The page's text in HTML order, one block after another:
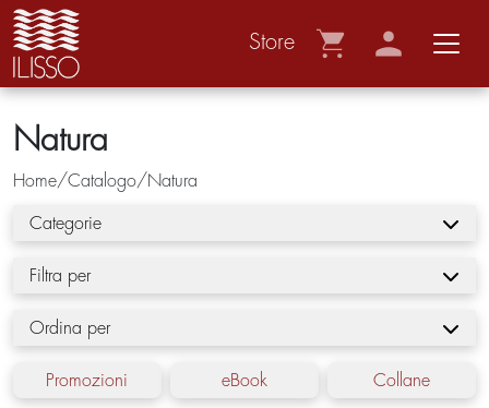
Store
Natura
Home/Catalogo/Natura
Categorie
Filtra per
Ordina per
Promozioni eBook Collane